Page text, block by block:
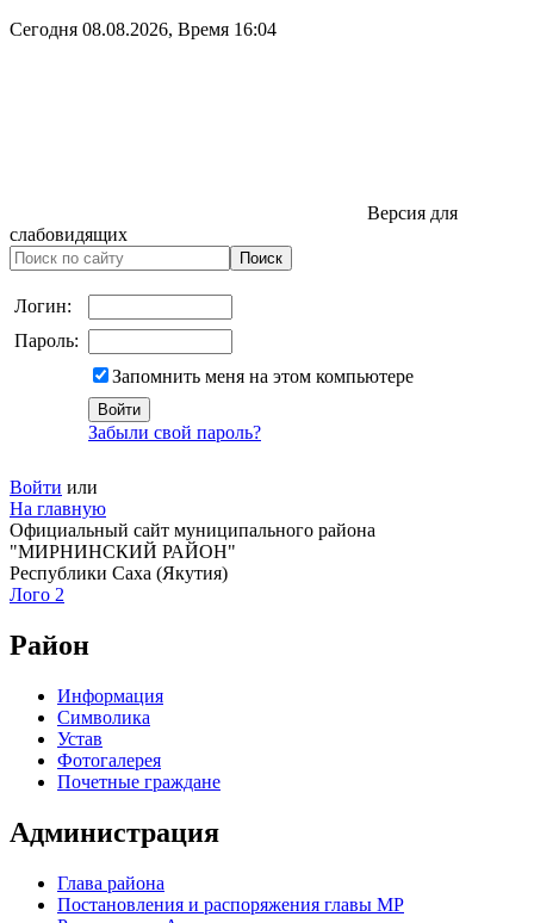
Сегодня 08.08.2026, Время 16:04
Версия для
слабовидящих
Логин:
Пароль:
Запомнить меня на этом компьютере
Забыли свой пароль?
Войти или
На главную
Официальный сайт муниципального района
"МИРНИНСКИЙ РАЙОН"
Республики Саха (Якутия)
Лого 2
Район
Информация
Символика
Устав
Фотогалерея
Почетные граждане
Администрация
Глава района
Постановления и распоряжения главы МР